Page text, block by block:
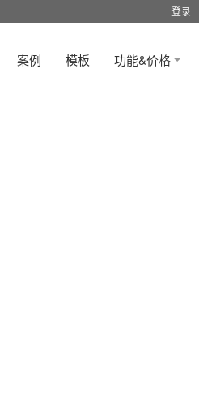
登录
案例 模板 功能&价格